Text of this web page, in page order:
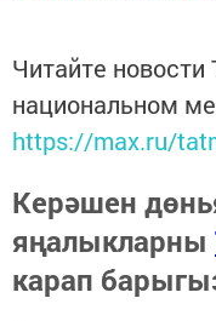
Читайте новости
национальном
https://max.ru/
Керәшен
яңалыкларны
карап